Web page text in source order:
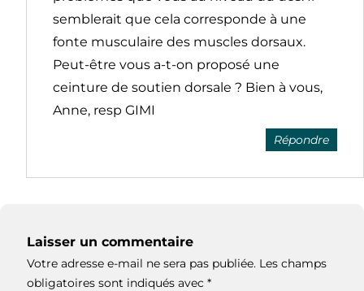
semblerait que cela corresponde à une
fonte musculaire des muscles dorsaux.
Peut-être vous a-t-on proposé une
ceinture de soutien dorsale ? Bien à vous,
Anne, resp GIMI
Répondre
Laisser un commentaire
Votre adresse e-mail ne sera pas publiée. Les champs
obligatoires sont indiqués avec *